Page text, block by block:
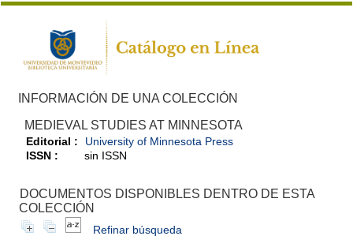
INFORMACIÓN DE UNA COLECCIÓN
MEDIEVAL STUDIES AT MINNESOTA
Editorial :
University of Minnesota Press
ISSN :
sin ISSN
DOCUMENTOS DISPONIBLES DENTRO DE ESTA
COLECCIÓN
Refinar búsqueda